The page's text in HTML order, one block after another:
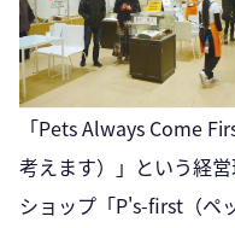
「Pets Always Come
考えます）」という経
ショップ「P's-first（ペ